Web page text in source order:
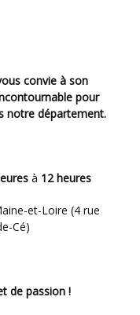
convie à son
pour
notre département.
à 12 heures
et-Loire (4 rue
Cé)
de passion !